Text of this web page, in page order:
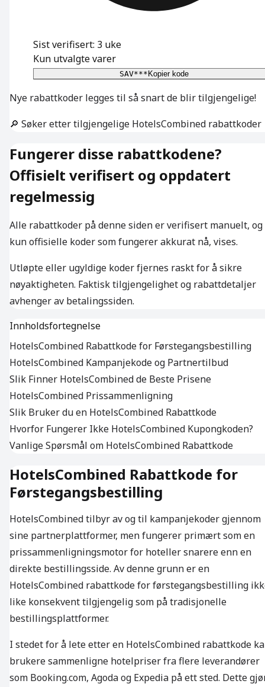
Sist verifisert: 3 uke
Kun utvalgte varer
SAV***Kopier kode
Nye rabattkoder legges til så snart de blir tilgjengelige!
🔎 Søker etter tilgjengelige HotelsCombined rabattkoder
Fungerer disse rabattkodene?
Offisielt verifisert og oppdatert
regelmessig
Alle rabattkoder på denne siden er verifisert manuelt, og
kun offisielle koder som fungerer akkurat nå, vises.
Utløpte eller ugyldige koder fjernes raskt for å sikre
nøyaktigheten. Faktisk tilgjengelighet og rabattdetaljer
avhenger av betalingssiden.
Innholdsfortegnelse
HotelsCombined Rabattkode for Førstegangsbestilling
HotelsCombined Kampanjekode og Partnertilbud
Slik Finner HotelsCombined de Beste Prisene
HotelsCombined Prissammenligning
Slik Bruker du en HotelsCombined Rabattkode
Hvorfor Fungerer Ikke HotelsCombined Kupongkoden?
Vanlige Spørsmål om HotelsCombined Rabattkode
HotelsCombined Rabattkode for
Førstegangsbestilling
HotelsCombined tilbyr av og til kampanjekoder gjennom
sine partnerplattformer, men fungerer primært som en
prissammenligningsmotor for hoteller snarere enn en
direkte bestillingsside. Av denne grunn er en
HotelsCombined rabattkode for førstegangsbestilling
like konsekvent tilgjengelig som på tradisjonelle
bestillingsplattformer.
I stedet for å lete etter en HotelsCombined rabattkode
brukere sammenligne hotelpriser fra flere leverandører
som Booking.com, Agoda og Expedia på ett sted. Dette